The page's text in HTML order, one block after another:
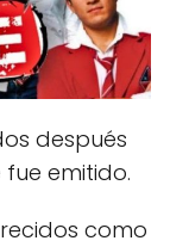
después
emitido.
como